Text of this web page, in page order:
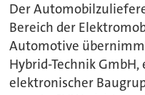
Der
Bereich der
Automotive
Hybrid-Technik
elektronischer